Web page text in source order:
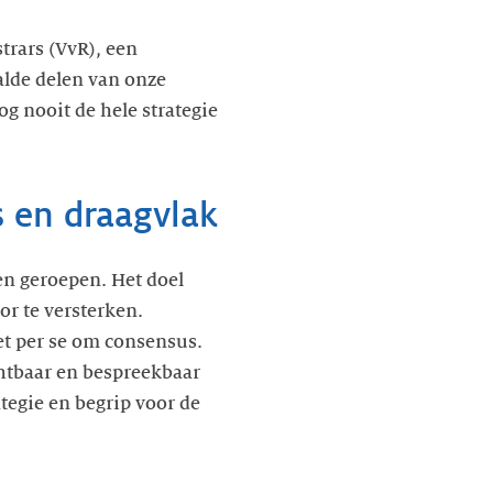
(VvR), een
delen van onze
nooit de hele strategie
en draagvlak
geroepen. Het doel
te versterken.
per se om consensus.
en bespreekbaar
en begrip voor de